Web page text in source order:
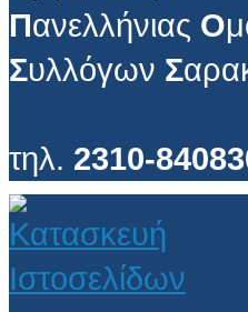
Πανελλήνιας Ο
Συλλόγων Σ
τηλ. 2310-